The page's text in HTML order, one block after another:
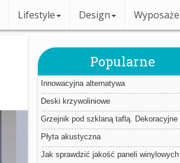
Lifestyle Design
Popularne
Innowacyjna alternatywa
Deski krzywoliniowe
Grzejnik pod szklaną taflą. Dekoracyjne
Płyta akustyczna
Jak sprawdzić jakość paneli